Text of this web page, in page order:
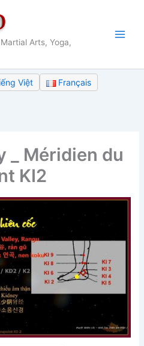
Arts, Yoga,
Việt Français
_ Méridien du
KI2